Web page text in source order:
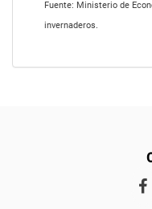
Fuente: Ministerio de
invernaderos.